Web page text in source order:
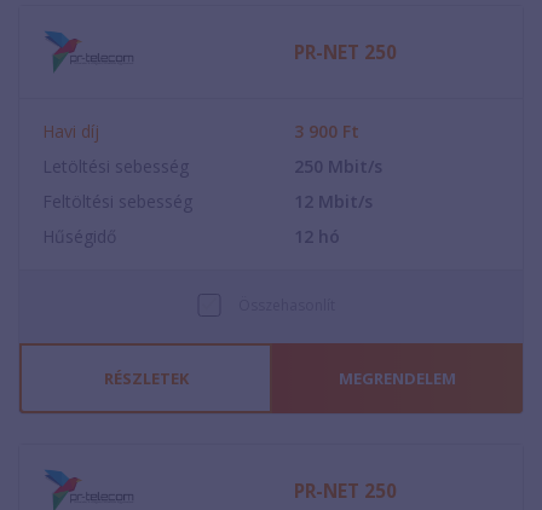
PR-NET 250
Havi díj 3 900 Ft
Letöltési sebesség
250 Mbit/s
Feltöltési sebesség
12 Mbit/s
Hűségidő
12 hó
RÉSZLETEK MEGRENDELEM
PR-NET 250